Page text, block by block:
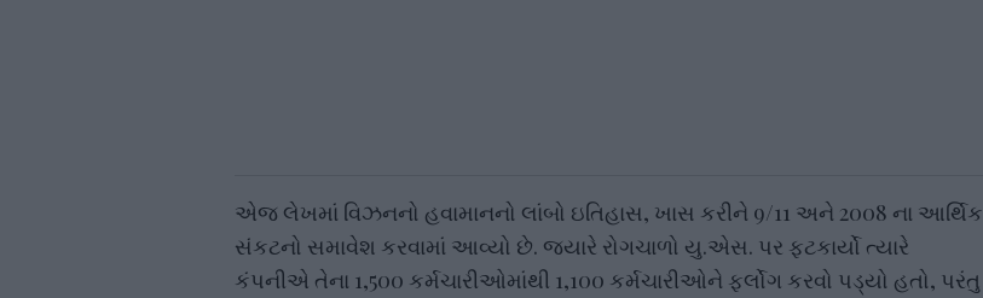
એજ લેખમાં વિઝનનો હવામાનનો લાંબો ઇતિહાસ, ખાસ કરીને 9/11 અને 2008 ના આર્થિક
સંકટનો સમાવેશ કરવામાં આવ્યો છે. જ્યારે રોગચાળો યુ.એસ. પર ફટકાર્યો ત્યારે
કંપનીએ તેના 1,500 કર્મચારીઓમાંથી 1,100 કર્મચારીઓને ફર્લોગ કરવો પડ્યો હતો, પરંતુ